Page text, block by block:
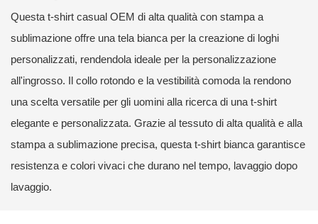
Questa t-shirt casual OEM di alta qualità con stampa a
sublimazione offre una tela bianca per la creazione di loghi
personalizzati, rendendola ideale per la personalizzazione
all'ingrosso. Il collo rotondo e la vestibilità comoda la rendono
una scelta versatile per gli uomini alla ricerca di una t-shirt
elegante e personalizzata. Grazie al tessuto di alta qualità e alla
stampa a sublimazione precisa, questa t-shirt bianca garantisce
resistenza e colori vivaci che durano nel tempo, lavaggio dopo
lavaggio.